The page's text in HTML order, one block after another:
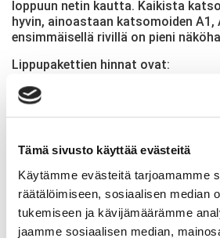
Tämä sivusto käyttää evästeitä
Käytämme evästeitä tarjoamamme
räätälöimiseen, sosiaalisen median
tukemiseen ja kävijämäärämme
jaamme sosiaalisen median,
loppuun netin kautta. Kaikista
hyvin, ainoastaan katsomoiden A1,
ensimmäisellä rivillä on pieni
Lippupakettien hinnat ovat:
Lippupaketti 3 eri näytöstä yht.
käsittelymaksun 2,50 €) +
käsittelymaksun 3 €) +mahdolliset
maksutapamaksutLippupaketti 5
€ (sis. käsittelymaksun 3 €) +
maksutapamaksut
Lippupaketti 6 eri näytöstä yht.
käsittelymaksun 3 €) +mahdolliset